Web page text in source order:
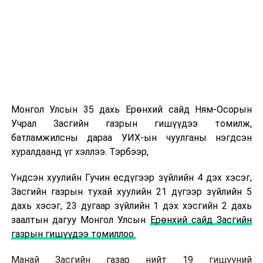
бэлтгэл сургалт дээр тулгуурладаг онцлогтой.
Тиймээс мэргэжлийн ур чадвар, эх оронч сэтгэлтэй
алба хаагчидтайгаа хамтран ажиллаж, иргэдийнхээ
итгэлийг хүлээж ажиллах нь хамгийн чухал гэж
боддог.
Бидний зорилго зөвхөн үүргээ гүйцэтгэхэд бус,
аливаа эрсдэлээс урьдчилан сэргийлж, иргэдийн амь
нас, эд хөрөнгийг хамгаалахад чиглэгддэг. Энэ
зорилгын төлөө хоёргүй сэтгэлээр ажиллах нь л
бидний “нууц жор” гэж хэлмээр байна.
-Цаг хэмнэх хамгийн шилдэг арга барил тань юу
Монгол Улсын 35 дахь Ерөнхий сайд Ням-Осорын
Учрал Засгийн газрын гишүүдээ томилж,
батламжилсны дараа УИХ-ын чуулганы нэгдсэн
хуралдаанд үг хэллээ. Тэрбээр,
Үндсэн хуулийн Гучин есдүгээр зүйлийн 4 дэх хэсэг,
Засгийн газрын тухай хуулийн 21 дүгээр зүйлийн 5
дахь хэсэг, 23 дугаар зүйлийн 1 дэх хэсгийн 2 дахь
заалтын дагуу Монгол Улсын Ерөнхий сайд Засгийн
газрын гишүүдээ томиллоо.
Манай Засгийн газар нийт 19 гишүүний